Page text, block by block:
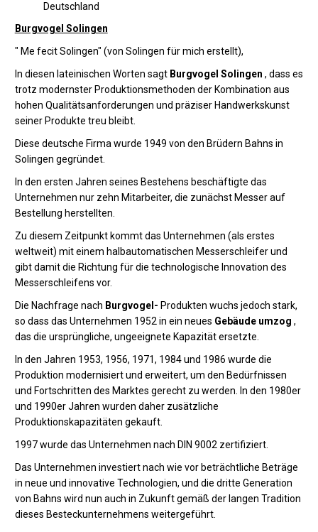
Deutschland
Burgvogel Solingen
" Me fecit Solingen" (von Solingen für mich erstellt),
In diesen lateinischen Worten sagt Burgvogel Solingen , dass es
trotz modernster Produktionsmethoden der Kombination aus
hohen Qualitätsanforderungen und präziser Handwerkskunst
seiner Produkte treu bleibt.
Diese deutsche Firma wurde 1949 von den Brüdern Bahns in
Solingen gegründet.
In den ersten Jahren seines Bestehens beschäftigte das
Unternehmen nur zehn Mitarbeiter, die zunächst Messer auf
Bestellung herstellten.
Zu diesem Zeitpunkt kommt das Unternehmen (als erstes
weltweit) mit einem halbautomatischen Messerschleifer und
gibt damit die Richtung für die technologische Innovation des
Messerschleifens vor.
Die Nachfrage nach Burgvogel- Produkten wuchs jedoch stark,
so dass das Unternehmen 1952 in ein neues Gebäude umzog ,
das die ursprüngliche, ungeeignete Kapazität ersetzte.
In den Jahren 1953, 1956, 1971, 1984 und 1986 wurde die
Produktion modernisiert und erweitert, um den Bedürfnissen
und Fortschritten des Marktes gerecht zu werden. In den 1980er
und 1990er Jahren wurden daher zusätzliche
Produktionskapazitäten gekauft.
1997 wurde das Unternehmen nach DIN 9002 zertifiziert.
Das Unternehmen investiert nach wie vor beträchtliche Beträge
in neue und innovative Technologien, und die dritte Generation
von Bahns wird nun auch in Zukunft gemäß der langen Tradition
dieses Besteckunternehmens weitergeführt.